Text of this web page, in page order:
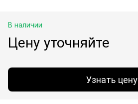
В наличии
Цену уточняйте
Узнать цену